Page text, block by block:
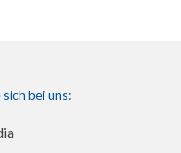
sich bei uns: